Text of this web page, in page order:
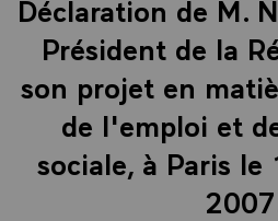
Déclaration de M.
Président de la
son projet en
de l'emploi et
sociale, à Paris le